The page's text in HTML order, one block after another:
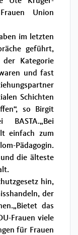
Union
im letzten
geführt,
Kategorie
und fast
Schichten
so Birgit
BASTA.„Bei
einfach zum
Pädagogin.
die älteste
hin,
der
das
Frauen viele
für Frauen